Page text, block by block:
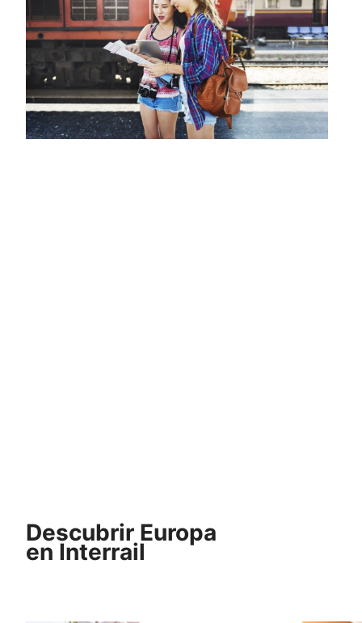
Descubrir Europa
en Interrail